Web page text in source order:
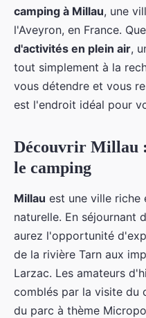
Charles•11 août 2022•3
camping à Millau, une
l'Aveyron, en France.
d'activités en plein air,
tout simplement à la
vous détendre et vous
est l'endroit idéal pour
Découvrir Millau
le camping
Millau est une ville riche
naturelle. En séjournant
aurez l'opportunité
de la rivière Tarn aux
Larzac. Les amateurs
comblés par la visite du
du parc à thème